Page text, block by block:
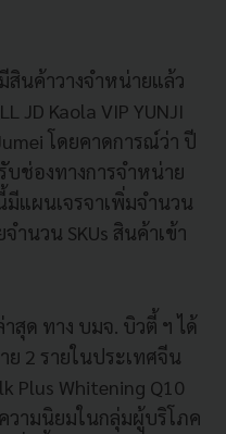
นค้าวางจำหน่ายแล้ว
JD Kaola VIP YUNJI
โดยคาดการณ์ว่า ปี
บช่องทางการจำหน่าย
มีแผนเจรจาเพิ่มจำนวน
ำนวน SKUs สินค้าเข้า
ด ทาง บมจ. บิวตี้ ฯ ได้
2 รายในประเทศจีน
Plus Whitening Q10
วามนิยมในกลุ่มผู้บริโภค